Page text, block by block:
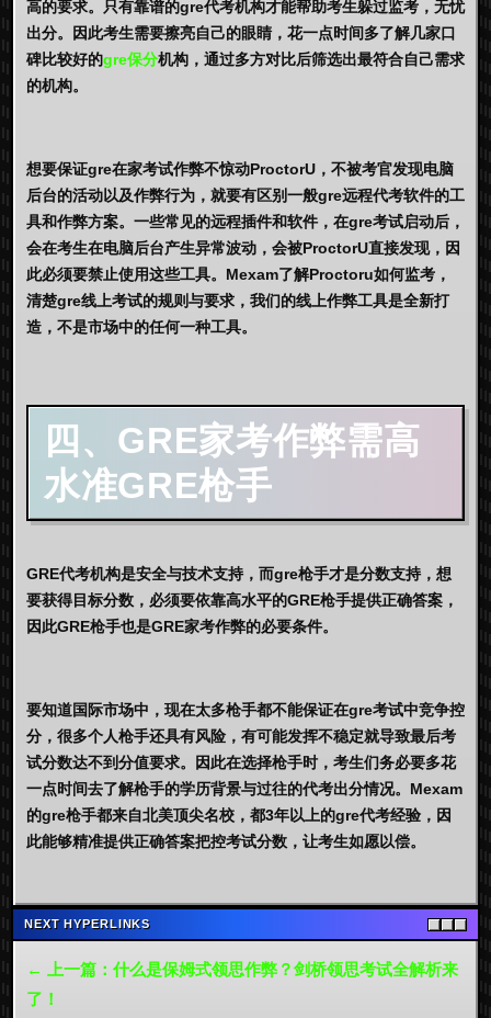
高的要求。只有靠谱的gre代考机构才能帮助考生躲过监考，无忧
出分。因此考生需要擦亮自己的眼睛，花一点时间多了解几家口
碑比较好的gre保分机构，通过多方对比后筛选出最符合自己需求
的机构。
想要保证gre在家考试作弊不惊动ProctorU，不被考官发现电脑
后台的活动以及作弊行为，就要有区别一般gre远程代考软件的工
具和作弊方案。一些常见的远程插件和软件，在gre考试启动后，
会在考生在电脑后台产生异常波动，会被ProctorU直接发现，因
此必须要禁止使用这些工具。Mexam了解Proctoru如何监考，
清楚gre线上考试的规则与要求，我们的线上作弊工具是全新打
造，不是市场中的任何一种工具。
四、GRE家考作弊需高
水准GRE枪手
GRE代考机构是安全与技术支持，而gre枪手才是分数支持，想
要获得目标分数，必须要依靠高水平的GRE枪手提供正确答案，
因此GRE枪手也是GRE家考作弊的必要条件。
要知道国际市场中，现在太多枪手都不能保证在gre考试中竞争控
分，很多个人枪手还具有风险，有可能发挥不稳定就导致最后考
试分数达不到分值要求。因此在选择枪手时，考生们务必要多花
一点时间去了解枪手的学历背景与过往的代考出分情况。Mexam
的gre枪手都来自北美顶尖名校，都3年以上的gre代考经验，因
此能够精准提供正确答案把控考试分数，让考生如愿以偿。
NEXT HYPERLINKS
← 上一篇：什么是保姆式领思作弊？剑桥领思考试全解析来
了！